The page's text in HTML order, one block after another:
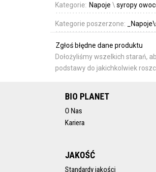
Kategorie: Napoje \ syropy
Kategorie poszerzone:
Zgłoś błędne dane produktu
Dołożyliśmy wszelkich starań,
podstawy do jakichkolwiek
BIO PLANET
O Nas
Kariera
JAKOŚĆ
Standardy jakości